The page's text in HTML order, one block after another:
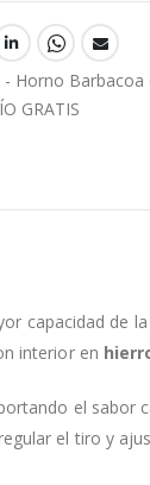
- Horno
GRATIS
capacidad de
interior en
el sabor
el tiro y